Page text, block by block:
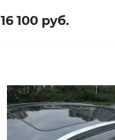
16 100 руб.